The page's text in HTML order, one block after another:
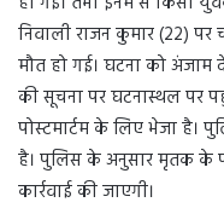
निवाली राजन कुमार (22)
मौत हो गई। घटना को
की सूचना पर घटनास्थल पर
पोस्टमार्टम के लिए भेजा है।
है। पुलिस के अनुसार मृतक के
कार्रवाई की जाएगी।